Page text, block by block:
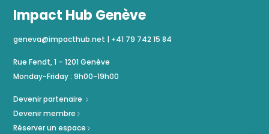
Impact Hub Genève
geneva@impacthub.net | +41 79 742 15 84
Rue Fendt, 1 – 1201 Genève
Monday-Friday : 9h00-19h00
Devenir partenaire
Devenir membre
Réserver un espace